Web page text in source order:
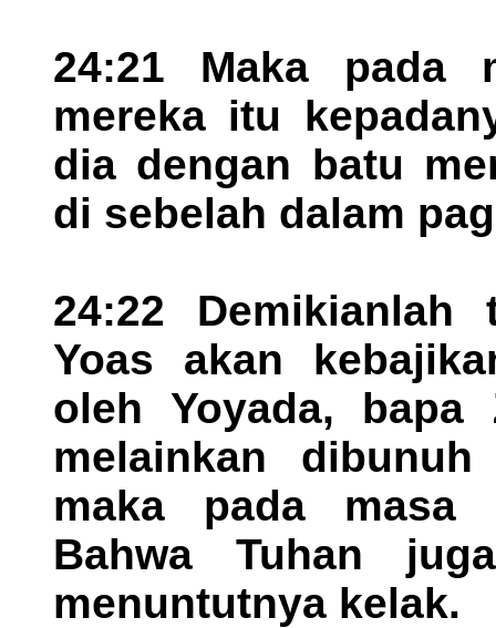
24:21 Maka pada
mereka itu
dia dengan batu
di sebelah dalam
24:22
Yoas akan
oleh Yoyada, bapa
melainkan
maka pada masa
Bahwa Tuhan
menuntutnya kelak.